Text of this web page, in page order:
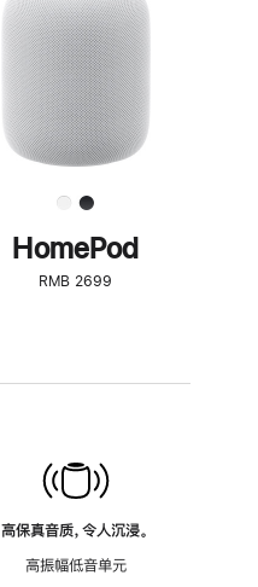
了
解
HomePod<
HomePod
RMB 2699
高保真音质，令人沉浸。
高振幅低音单元